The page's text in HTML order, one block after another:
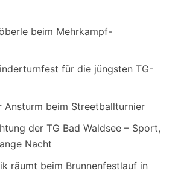
beim Mehrkampf-
für die jüngsten TG-
Ansturm beim Streetballturnier
der TG Bad Waldsee – Sport,
Nacht
räumt beim Brunnenfestlauf in